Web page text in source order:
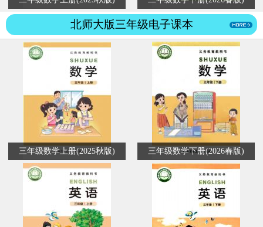
北师大版三年级电子课本
三年级数学上册(2025秋版) 三年级数学下册(2026春版)